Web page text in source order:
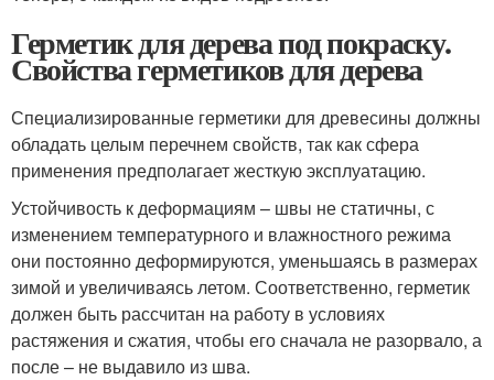
Герметик для дерева под покраску.
Свойства герметиков для дерева
Специализированные герметики для древесины должны
обладать целым перечнем свойств, так как сфера
применения предполагает жесткую эксплуатацию.
Устойчивость к деформациям – швы не статичны, с
изменением температурного и влажностного режима
они постоянно деформируются, уменьшаясь в размерах
зимой и увеличиваясь летом. Соответственно, герметик
должен быть рассчитан на работу в условиях
растяжения и сжатия, чтобы его сначала не разорвало, а
после – не выдавило из шва.